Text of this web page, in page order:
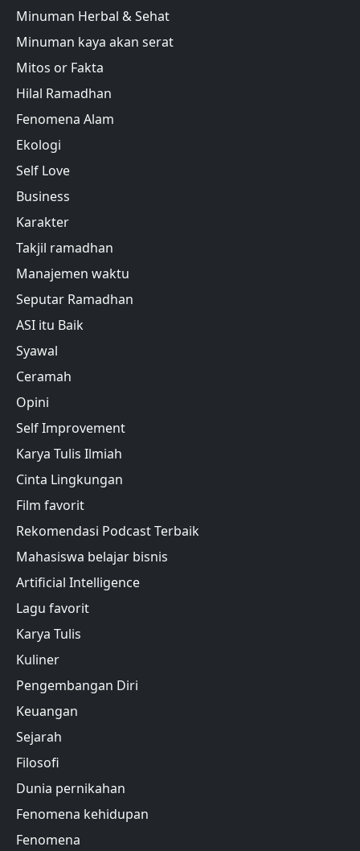
Minuman Herbal & Sehat
Minuman kaya akan serat
Mitos or Fakta
Hilal Ramadhan
Fenomena Alam
Ekologi
Self Love
Business
Karakter
Takjil ramadhan
Manajemen waktu
Seputar Ramadhan
ASI itu Baik
Syawal
Ceramah
Opini
Self Improvement
Karya Tulis Ilmiah
Cinta Lingkungan
Film favorit
Rekomendasi Podcast Terbaik
Mahasiswa belajar bisnis
Artificial Intelligence
Lagu favorit
Karya Tulis
Kuliner
Pengembangan Diri
Keuangan
Sejarah
Filosofi
Dunia pernikahan
Fenomena kehidupan
Fenomena